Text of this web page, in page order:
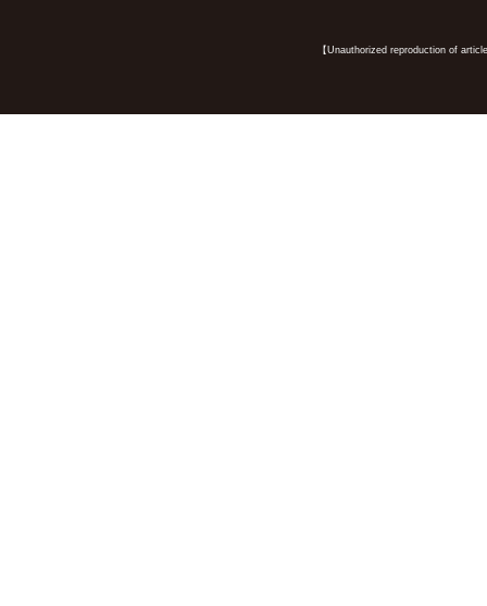
【Unauthorized reproduction of